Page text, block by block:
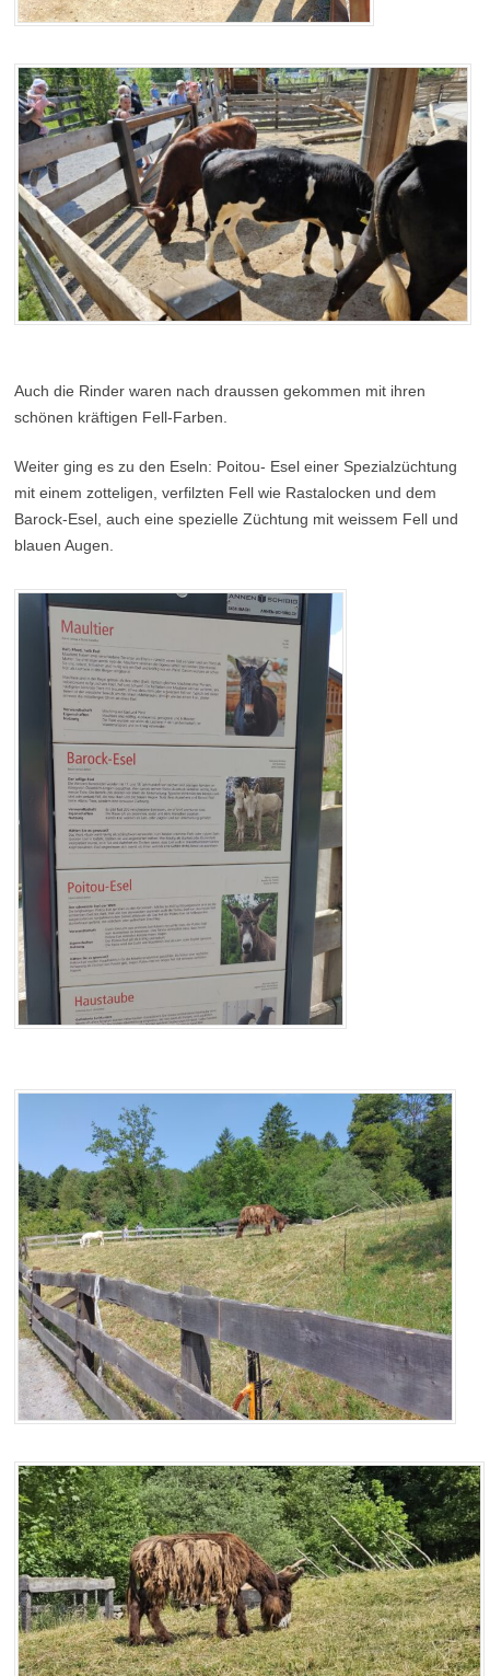
Auch die Rinder waren nach draussen gekommen mit ihren
schönen kräftigen Fell-Farben.
Weiter ging es zu den Eseln: Poitou- Esel einer Spezialzüchtung
mit einem zotteligen, verfilzten Fell wie Rastalocken und dem
Barock-Esel, auch eine spezielle Züchtung mit weissem Fell und
blauen Augen.